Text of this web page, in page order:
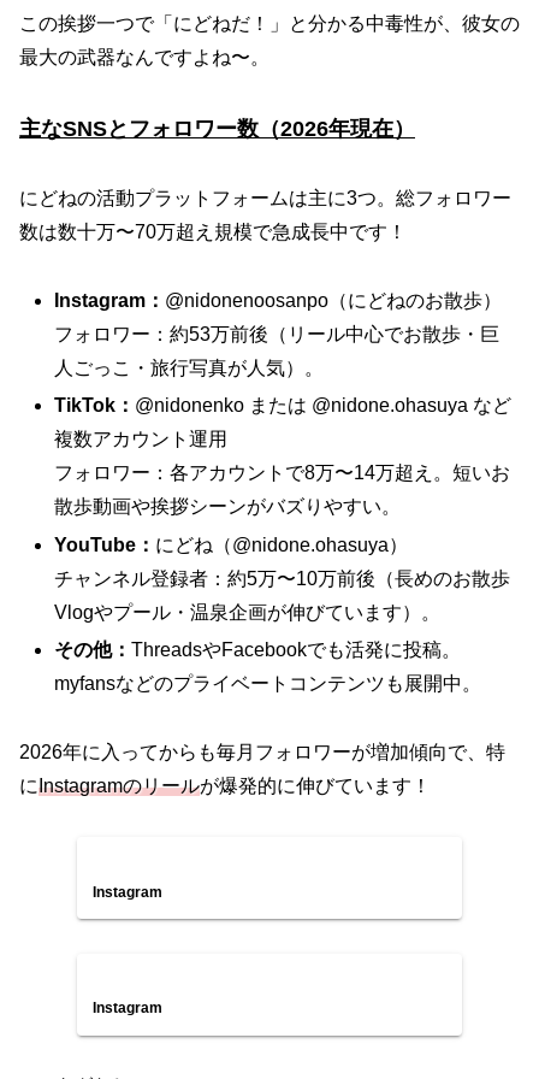
この挨拶一つで「にどねだ！」と分かる中毒性が、彼女の
最大の武器なんですよね〜。
主なSNSとフォロワー数（2026年現在）
にどねの活動プラットフォームは主に3つ。総フォロワー
数は数十万〜70万超え規模で急成長中です！
Instagram： @nidonenoosanpo（にどねのお散歩）
フォロワー：約53万前後（リール中心でお散歩・巨
人ごっこ・旅行写真が人気）。
TikTok： @nidonenko または @nidone.ohasuya など
複数アカウント運用
フォロワー：各アカウントで8万〜14万超え。短いお
散歩動画や挨拶シーンがバズりやすい。
YouTube： にどね（@nidone.ohasuya）
チャンネル登録者：約5万〜10万前後（長めのお散歩
Vlogやプール・温泉企画が伸びています）。
その他：ThreadsやFacebookでも活発に投稿。
myfansなどのプライベートコンテンツも展開中。
2026年に入ってからも毎月フォロワーが増加傾向で、特
にInstagramのリールが爆発的に伸びています！
Instagram
Instagram